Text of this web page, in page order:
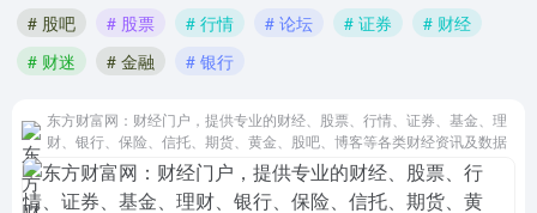
# 股吧
# 股票 # 行情 # 论坛 # 证券
# 财经
# 财迷
# 金融 # 银行
东方财富网：财经门户，提供专业的财经、股票、行情、证券、基金、理
财、银行、保险、信托、期货、黄金、股吧、博客等各类财经资讯及数据